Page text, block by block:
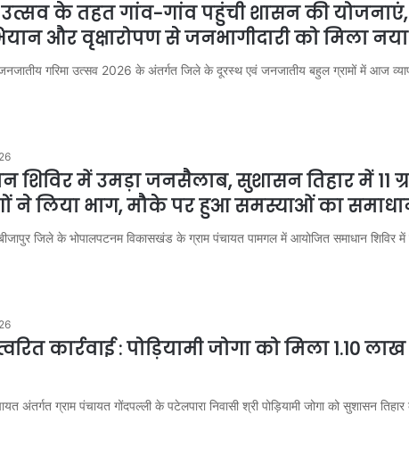
के तहत गांव-गांव पहुंची शासन की योजनाएं,
और वृक्षारोपण से जनभागीदारी को मिला नया
जनजातीय गरिमा उत्सव 2026 के अंतर्गत जिले के दूरस्थ एवं जनजातीय बहुल ग्रामों में आज
में उमड़ा जनसैलाब, सुशासन तिहार में 11
ने लिया भाग, मौके पर हुआ समस्याओं का
जिले के भोपालपटनम विकासखंड के ग्राम पंचायत पामगल में आयोजित समाधान शिविर में
कार्रवाई : पोड़ियामी जोगा को मिला 1.10
अंतर्गत ग्राम पंचायत गोंदपल्ली के पटेलपारा निवासी श्री पोड़ियामी जोगा को सुशासन